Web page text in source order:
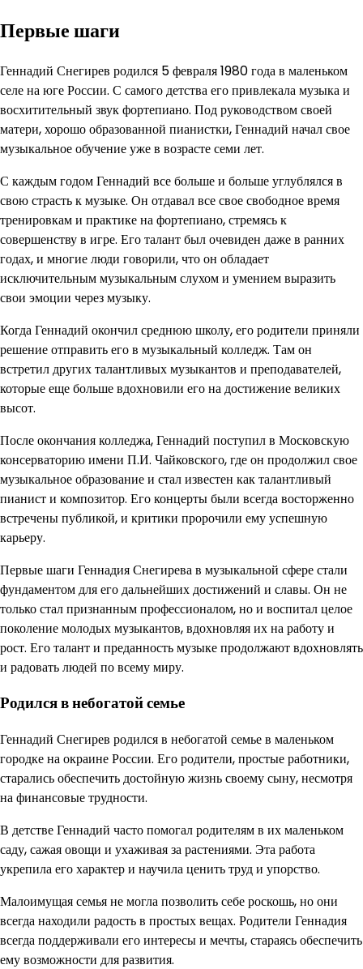
Первые шаги
Геннадий Снегирев родился 5 февраля 1980 года в маленьком
селе на юге России. С самого детства его привлекала музыка и
восхитительный звук фортепиано. Под руководством своей
матери, хорошо образованной пианистки, Геннадий начал свое
музыкальное обучение уже в возрасте семи лет.
С каждым годом Геннадий все больше и больше углублялся в
свою страсть к музыке. Он отдавал все свое свободное время
тренировкам и практике на фортепиано, стремясь к
совершенству в игре. Его талант был очевиден даже в ранних
годах, и многие люди говорили, что он обладает
исключительным музыкальным слухом и умением выразить
свои эмоции через музыку.
Когда Геннадий окончил среднюю школу, его родители приняли
решение отправить его в музыкальный колледж. Там он
встретил других талантливых музыкантов и преподавателей,
которые еще больше вдохновили его на достижение великих
высот.
После окончания колледжа, Геннадий поступил в Московскую
консерваторию имени П.И. Чайковского, где он продолжил свое
музыкальное образование и стал известен как талантливый
пианист и композитор. Его концерты были всегда восторженно
встречены публикой, и критики пророчили ему успешную
карьеру.
Первые шаги Геннадия Снегирева в музыкальной сфере стали
фундаментом для его дальнейших достижений и славы. Он не
только стал признанным профессионалом, но и воспитал целое
поколение молодых музыкантов, вдохновляя их на работу и
рост. Его талант и преданность музыке продолжают вдохновлять
и радовать людей по всему миру.
Родился в небогатой семье
Геннадий Снегирев родился в небогатой семье в маленьком
городке на окраине России. Его родители, простые работники,
старались обеспечить достойную жизнь своему сыну, несмотря
на финансовые трудности.
В детстве Геннадий часто помогал родителям в их маленьком
саду, сажая овощи и ухаживая за растениями. Эта работа
укрепила его характер и научила ценить труд и упорство.
Малоимущая семья не могла позволить себе роскошь, но они
всегда находили радость в простых вещах. Родители Геннадия
всегда поддерживали его интересы и мечты, стараясь обеспечить
ему возможности для развития.